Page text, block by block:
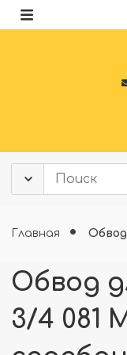
Главная
Обвод
3/4 081